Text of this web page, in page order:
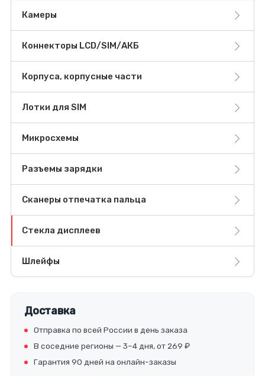
Камеры
Коннекторы LCD/SIM/АКБ
Корпуса, корпусные части
Лотки для SIM
Микросхемы
Разъемы зарядки
Сканеры отпечатка пальца
Стекла дисплеев
Шлейфы
Доставка
Отправка по всей России в день заказа
В соседние регионы — 3–4 дня, от 269 ₽
Гарантия 90 дней на онлайн-заказы